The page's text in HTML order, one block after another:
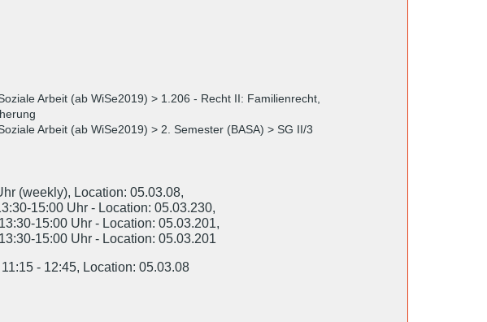
Arbeit (ab WiSe2019) > 1.206 - Recht II: Familienrecht,
Arbeit (ab WiSe2019) > 2. Semester (BASA) > SG II/3
(weekly), Location: 05.03.08,
15:00 Uhr - Location: 05.03.230,
15:00 Uhr - Location: 05.03.201,
15:00 Uhr - Location: 05.03.201
- 12:45, Location: 05.03.08